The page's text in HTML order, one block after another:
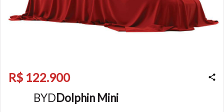
R$ 122.900
BYDDolphin Mini